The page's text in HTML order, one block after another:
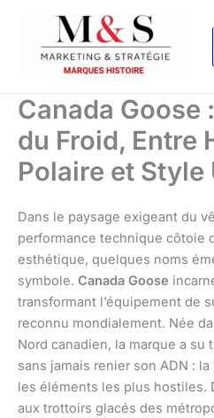
contenu
Canada Goose
du Froid, Entre
Polaire et Style
Dans le paysage exigeant du
performance technique côtoie
esthétique, quelques noms
symbole. Canada Goose
transformant l’équipement de
reconnu mondialement. Née
Nord canadien, la marque a su
sans jamais renier son ADN :
les éléments les plus hostiles.
aux trottoirs glacés des